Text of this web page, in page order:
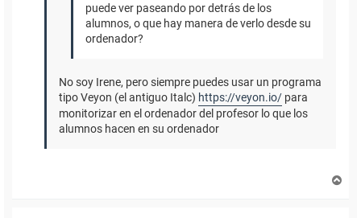
puede ver paseando por detrás de los
alumnos, o que hay manera de verlo desde su
ordenador?
No soy Irene, pero siempre puedes usar un programa
tipo Veyon (el antiguo Italc) https://veyon.io/ para
monitorizar en el ordenador del profesor lo que los
alumnos hacen en su ordenador